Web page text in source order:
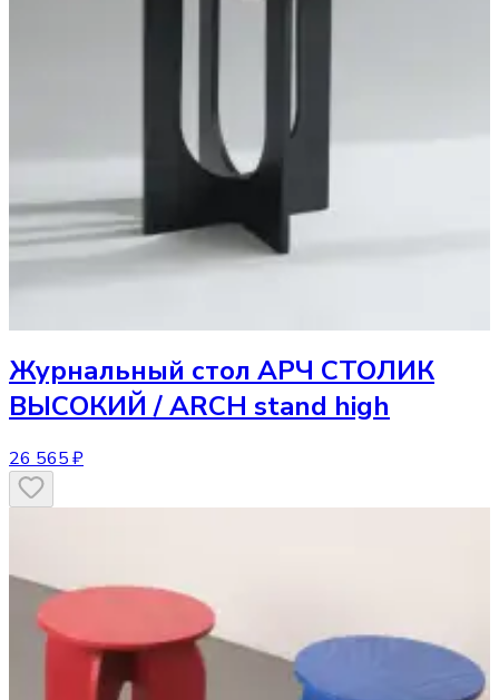
Журнальный стол АРЧ СТОЛИК
ВЫСОКИЙ / ARCH stand high
26 565 ₽